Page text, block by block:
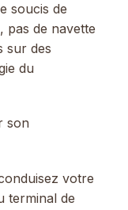
soucis de
pas de navette
sur des
du
son
votre
terminal de